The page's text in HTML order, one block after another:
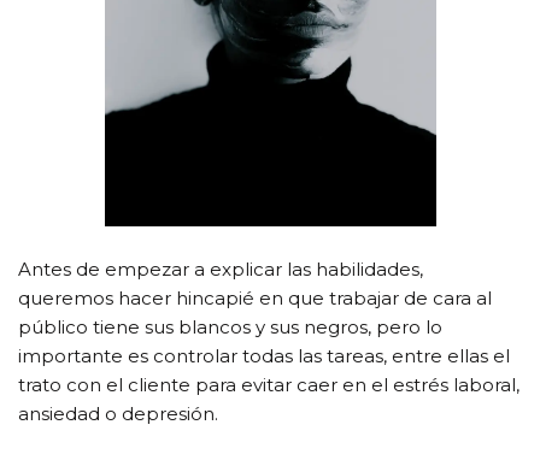
Antes de empezar a explicar las habilidades,
queremos hacer hincapié en que trabajar de cara al
público tiene sus blancos y sus negros, pero lo
importante es controlar todas las tareas, entre ellas el
trato con el cliente para evitar caer en el estrés laboral,
ansiedad o depresión.